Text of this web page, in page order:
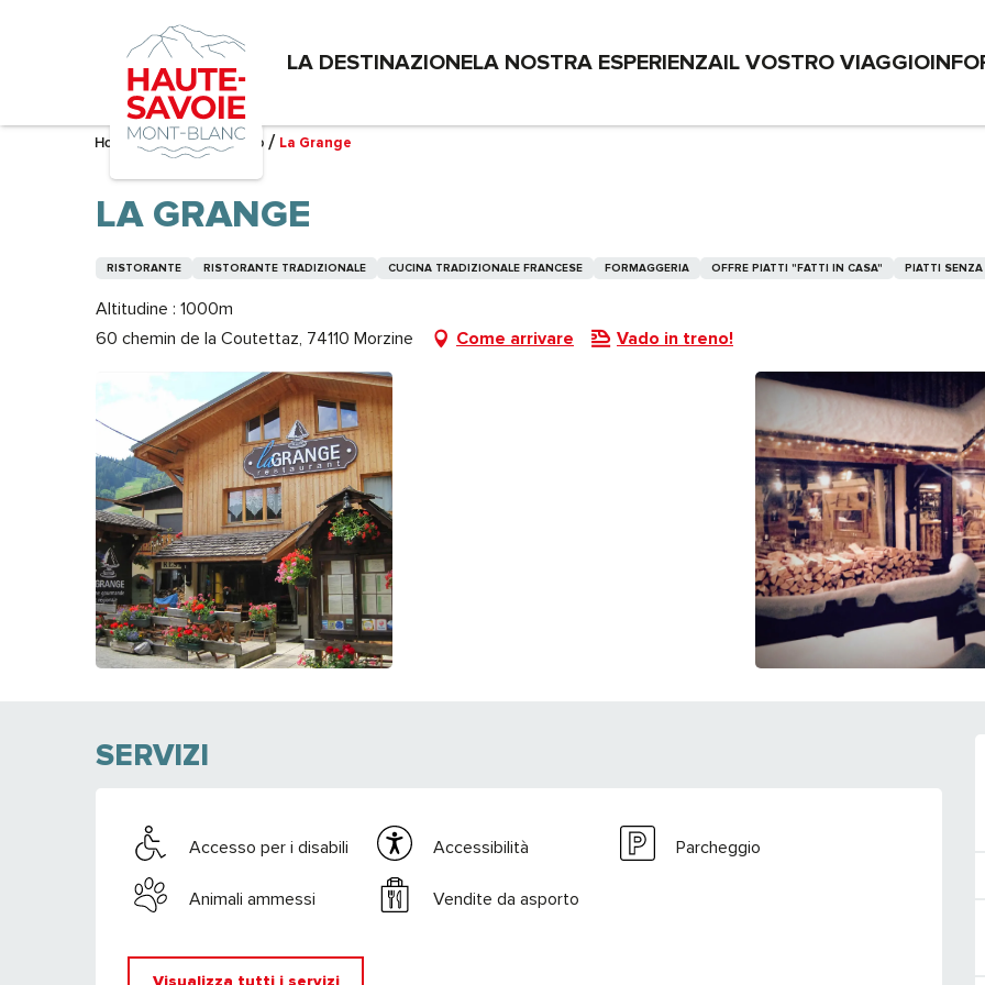
LA DESTINAZIONELA NOSTRA ESPERIENZAIL VOSTRO VIAGGIO
Home – Mi sto preparando La Grange
LA GRANGE
RISTORANTE RISTORANTE TRADIZIONALE CUCINA TRADIZIONALE FRANCESE FORMAGGERIA OFFRE PIATTI "FATTI IN CASA" PIATTI
Altitudine : 1000m
60 chemin de la Coutettaz, 74110 Morzine
Come arrivare Vado in treno!
SERVIZI
Accesso per i disabili Accessibilità Parcheggio
Animali ammessi Vendite da asporto
Visualizza tutti i servizi